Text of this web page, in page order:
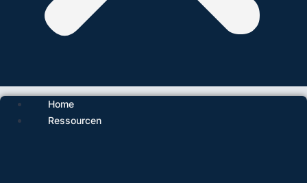
Home
Ressourcen